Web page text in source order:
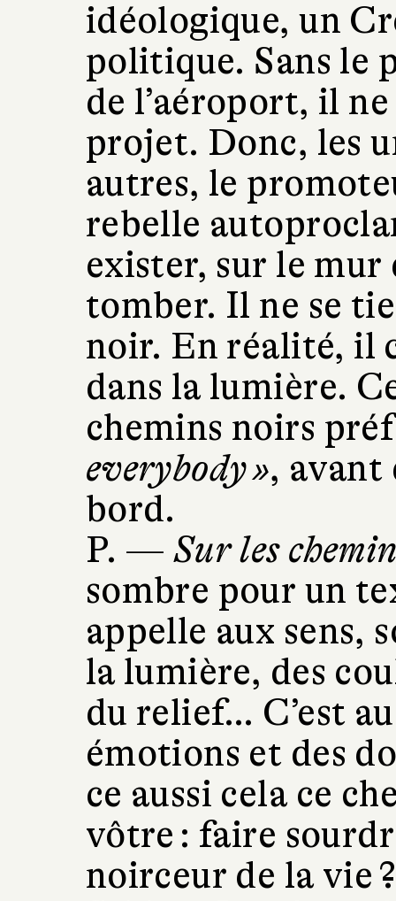
idéologique, un
politique. Sans le
de l’aéroport, il
projet. Donc, les
autres, le
rebelle
exister, sur le mur
tomber. Il ne se
noir. En réalité, il
dans la lumière.
chemins noirs
everybody », avant
bord.
P. — Sur les
sombre pour un
appelle aux sens,
la lumière, des
du relief… C’est
émotions et des
ce aussi cela ce
vôtre : faire
noirceur de la vie ?